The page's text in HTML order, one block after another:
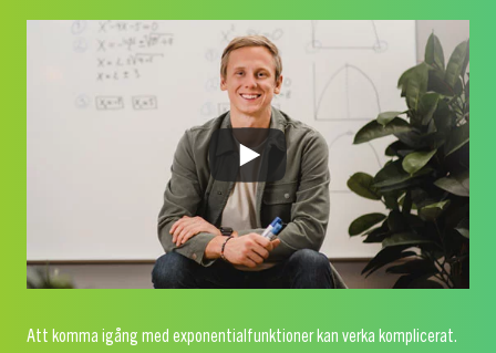
Att komma igång med exponentialfunktioner kan verka komplicerat.